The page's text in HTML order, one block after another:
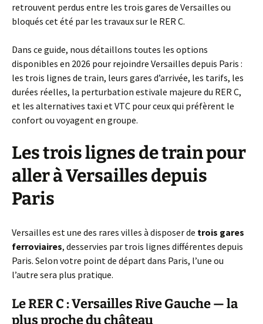
retrouvent perdus entre les trois gares de Versailles ou
bloqués cet été par les travaux sur le RER C.
Dans ce guide, nous détaillons toutes les options
disponibles en 2026 pour rejoindre Versailles depuis Paris :
les trois lignes de train, leurs gares d’arrivée, les tarifs, les
durées réelles, la perturbation estivale majeure du RER C,
et les alternatives taxi et VTC pour ceux qui préfèrent le
confort ou voyagent en groupe.
Les trois lignes de train pour
aller à Versailles depuis
Paris
Versailles est une des rares villes à disposer de trois gares
ferroviaires, desservies par trois lignes différentes depuis
Paris. Selon votre point de départ dans Paris, l’une ou
l’autre sera plus pratique.
Le RER C : Versailles Rive Gauche — la
plus proche du château